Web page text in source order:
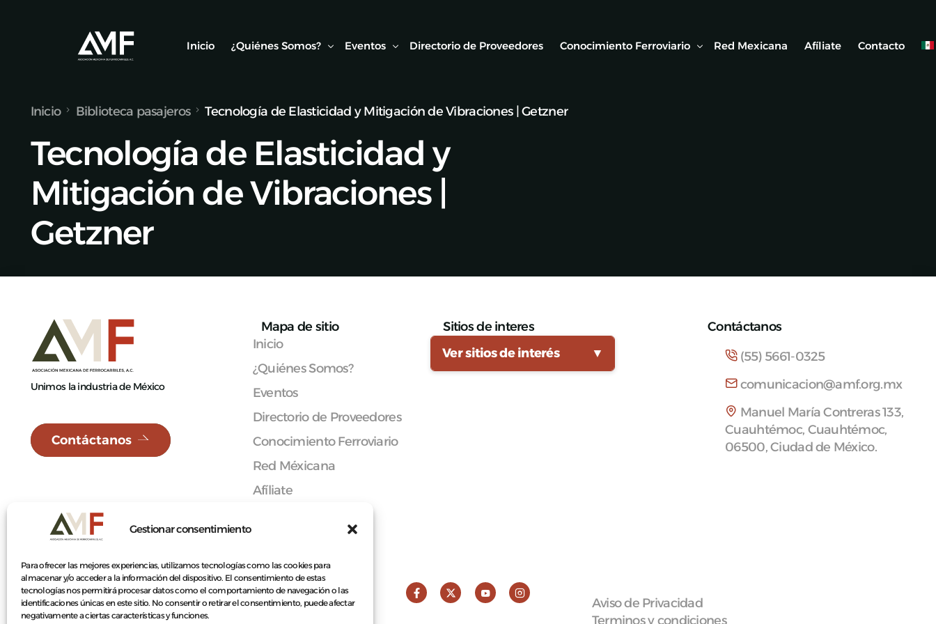
Gestionar consentimiento
Para ofrecer las mejores experiencias, utilizamos tecnologías como las cookies para
almacenar y/o acceder a la información del dispositivo. El consentimiento de estas
tecnologías nos permitirá procesar datos como el comportamiento de navegación o las
identificaciones únicas en este sitio. No consentir o retirar el consentimiento, puede afectar
negativamente a ciertas características y funciones.
Inicio ¿Quiénes Somos?
Socios
Nuestro Equipo
Eventos
Conexión AMF
Webinars Técnicos
Visitas técnicas
Expo Rail
Directorio de Proveedores Conocimiento Ferroviario
Biblioteca Ferroviaria
Red Mexicana Afíliate Contacto
Inicio Biblioteca pasajeros Tecnología de Elasticidad y Mitigación de Vibraciones | Getzner
Tecnología de Elasticidad y
Mitigación de Vibraciones |
Getzner
Unimos la industria de México
Contáctanos
Mapa de sitio
Inicio
¿Quiénes Somos?
Eventos
Directorio de Proveedores
Conocimiento Ferroviario
Red Méxicana
Afíliate
Sitios de interes
Ver sitios de interés
▼
Contáctanos
(55) 5661-0325
comunicacion@amf.org.mx
Manuel María Contreras 133,
Cuauhtémoc, Cuauhtémoc,
06500, Ciudad de México.
© 2026 Asociación Mexicana de Ferrocarriles A.C.
Aviso de Privacidad
Terminos y condiciones